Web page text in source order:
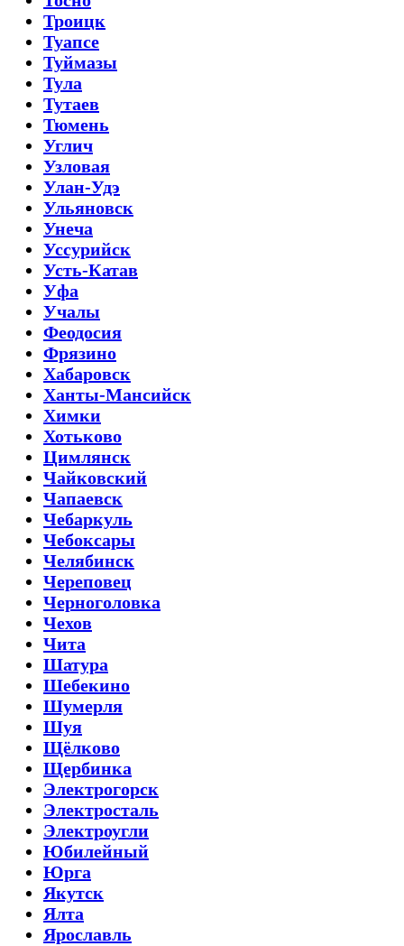
Троицк
Туапсе
Туймазы
Тула
Тутаев
Тюмень
Углич
Узловая
Улан-Удэ
Ульяновск
Унеча
Уссурийск
Усть-Катав
Уфа
Учалы
Феодосия
Фрязино
Хабаровск
Ханты-Мансийск
Химки
Хотьково
Цимлянск
Чайковский
Чапаевск
Чебаркуль
Чебоксары
Челябинск
Череповец
Черноголовка
Чехов
Чита
Шатура
Шебекино
Шумерля
Шуя
Щёлково
Щербинка
Электрогорск
Электросталь
Электроугли
Юбилейный
Юрга
Якутск
Ялта
Ярославль